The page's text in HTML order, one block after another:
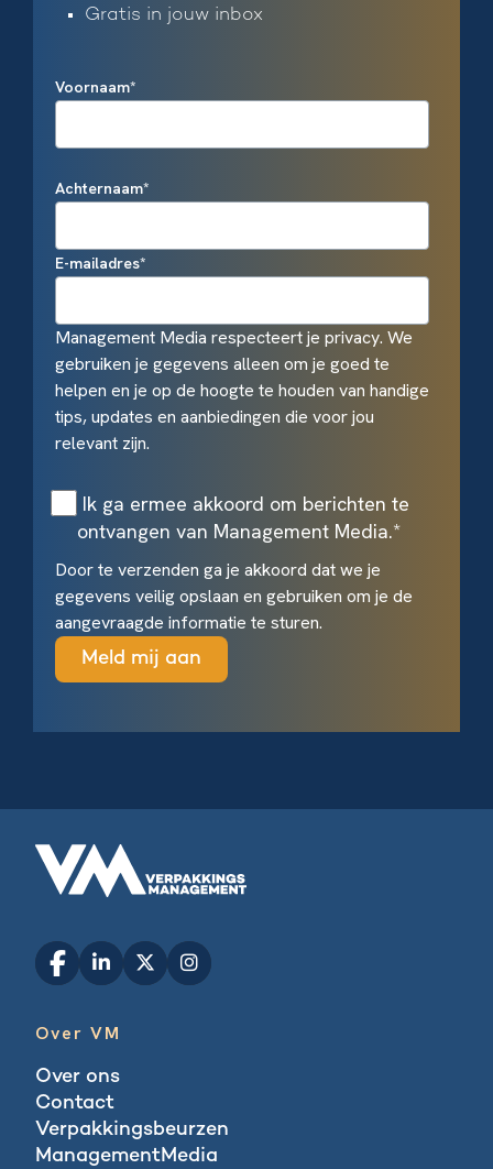
Gratis in jouw inbox
Voornaam*
Achternaam*
E-mailadres*
Management Media respecteert je privacy. We
gebruiken je gegevens alleen om je goed te
helpen en je op de hoogte te houden van handige
tips, updates en aanbiedingen die voor jou
relevant zijn.
Ik ga ermee akkoord om berichten te
ontvangen van Management Media.*
Door te verzenden ga je akkoord dat we je
gegevens veilig opslaan en gebruiken om je de
aangevraagde informatie te sturen.
Over VM
Over ons
Contact
Verpakkingsbeurzen
ManagementMedia